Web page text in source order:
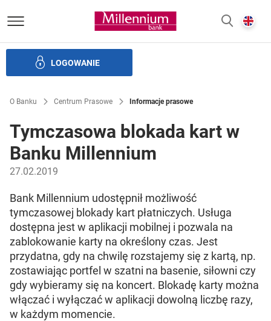
Bank Millennium homepage
LOGOWANIE
O Banku Centrum Prasowe Informacje prasowe
Tymczasowa blokada kart w
Banku Millennium
27.02.2019
Bank Millennium udostępnił możliwość
tymczasowej blokady kart płatniczych. Usługa
dostępna jest w aplikacji mobilnej i pozwala na
zablokowanie karty na określony czas. Jest
przydatna, gdy na chwilę rozstajemy się z kartą, np.
zostawiając portfel w szatni na basenie, siłowni czy
gdy wybieramy się na koncert. Blokadę karty można
włączać i wyłączać w aplikacji dowolną liczbę razy,
w każdym momencie.